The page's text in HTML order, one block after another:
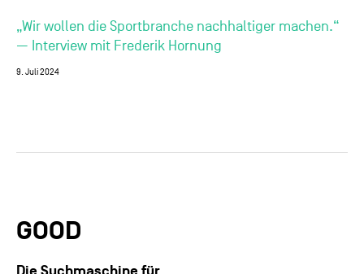
„Wir wollen die Sportbranche nachhaltiger machen.“
— Interview mit Frederik Hornung
9. Juli 2024
GOOD